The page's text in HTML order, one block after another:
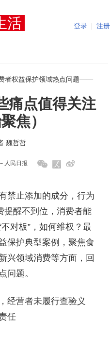
活 登录 注册
者权益保护领域热点问题——
痛点值得关注
焦）
魏哲哲
人民日报
止添加的成分，行为
提醒不到位，消费者能
对板”，如何维权？最
保护典型案例，聚焦食
兴领域消费等方面，回
问题。
营者未履行查验义
任